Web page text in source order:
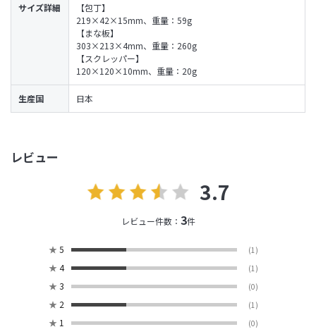
レビュー
3.7
レビュー件数： 3件
★ 5 (1)
★ 4 (1)
★ 3 (0)
★ 2 (1)
★ 1 (0)
サイズ詳細
【包丁】
219×42×15mm、重量：59g
【まな板】
303×213×4mm、重量：260g
【スクレッパー】
120×120×10mm、重量：20g
生産国 日本